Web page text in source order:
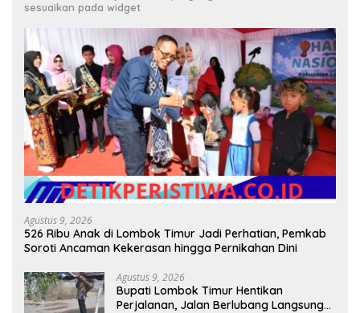
sesuaikan pada widget
Agustus 9, 2026
526 Ribu Anak di Lombok Timur Jadi Perhatian, Pemkab
Soroti Ancaman Kekerasan hingga Pernikahan Dini
Agustus 9, 2026
Bupati Lombok Timur Hentikan
Perjalanan, Jalan Berlubang Langsung